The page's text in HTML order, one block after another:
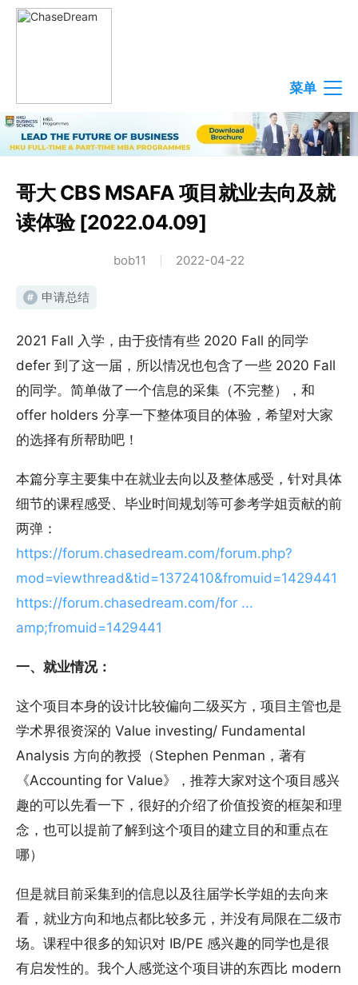
菜单
哥大 CBS MSAFA 项目就业去向及就
读体验 [2022.04.09]
bob11 2022-04-22
# 申请总结
2021 Fall 入学，由于疫情有些 2020 Fall 的同学
defer 到了这一届，所以情况也包含了一些 2020 Fall
的同学。简单做了一个信息的采集（不完整），和
offer holders 分享一下整体项目的体验，希望对大家
的选择有所帮助吧！
本篇分享主要集中在就业去向以及整体感受，针对具体
细节的课程感受、毕业时间规划等可参考学姐贡献的前
两弹：
https://forum.chasedream.com/forum.php?
mod=viewthread&tid=1372410&fromuid=1429441
https://forum.chasedream.com/for ...
amp;fromuid=1429441
一、就业情况：
这个项目本身的设计比较偏向二级买方，项目主管也是
学术界很资深的 Value investing/ Fundamental
Analysis 方向的教授（Stephen Penman，著有
《Accounting for Value》，推荐大家对这个项目感兴
趣的可以先看一下，很好的介绍了价值投资的框架和理
念，也可以提前了解到这个项目的建立目的和重点在
哪）
但是就目前采集到的信息以及往届学长学姐的去向来
看，就业方向和地点都比较多元，并没有局限在二级市
场。课程中很多的知识对 IB/PE 感兴趣的同学也是很
有启发性的。我个人感觉这个项目讲的东西比 modern